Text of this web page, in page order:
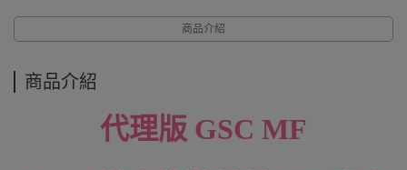
商品介紹
商品介紹
代理版 GSC MF